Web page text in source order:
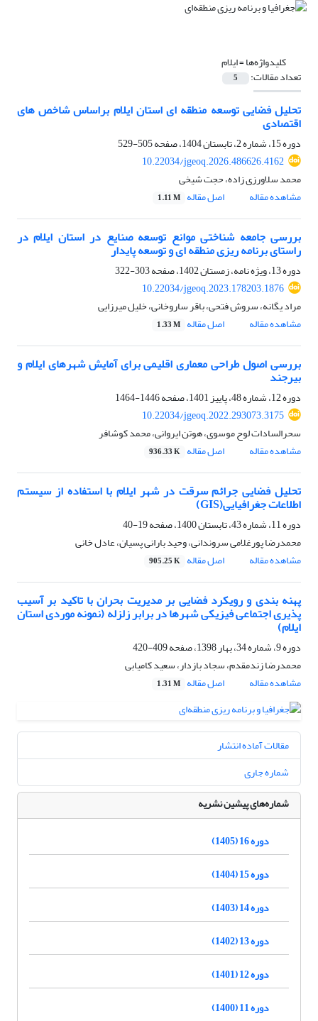
کلیدواژه‌ها =ایلام
تعداد مقالات: 5
تحلیل فضایی توسعه منطقه ای استان ایلام براساس شاخص های
اقتصادی
دوره 15، شماره 2، تابستان 1404، صفحه
505-529
10.22034/jgeoq.2026.486626.4162
محمد سلاورزی زاده، حجت شیخی
مشاهده مقاله
اصل مقاله 1.11 M
بررسی جامعه شناختی موانع توسعه صنایع در استان ‌ایلام در
راستای برنامه ریزی منطقه ای و توسعه پایدار
دوره 13، ویژه نامه، زمستان 1402، صفحه
303-322
10.22034/jgeoq.2023.178203.1876
مراد یگانه، سروش فتحی، باقر ساروخانی، خلیل میرزایی
مشاهده مقاله
اصل مقاله 1.33 M
بررسی اصول طراحی معماری اقلیمی برای آمایش شهرهای ایلام و
بیرجند
دوره 12، شماره 48، پاییز 1401، صفحه
1446-1464
10.22034/jgeoq.2022.293073.3175
سحرالسادات لوح موسوی، هوتن ایروانی، محمد کوشافر
مشاهده مقاله
اصل مقاله 936.33 K
تحلیل فضایی جرائم سرقت در شهر ایلام با استفاده از سیستم
اطلاعات جغرافیایی(GIS)
دوره 11، شماره 43، تابستان 1400، صفحه
19-40
محمدرضا پورغلامی سروندانی، وحید بارانی پسیان، عادل خانی
مشاهده مقاله
اصل مقاله 905.25 K
پهنه بندی و رویکرد فضایی بر مدیریت بحران با تاکید بر آسیب
پذیری اجتماعی فیزیکی شهرها در برابر زلزله (نمونه موردی استان
ایلام)
دوره 9، شماره 34، بهار 1398، صفحه
409-420
محمدرضا زندمقدم، سجاد بازدار، سعید کامیابی
مشاهده مقاله
اصل مقاله 1.31 M
مقالات آماده انتشار
شماره جاری
شماره‌های پیشین نشریه
دوره 16 (1405)
دوره 15 (1404)
دوره 14 (1403)
دوره 13 (1402)
دوره 12 (1401)
دوره 11 (1400)